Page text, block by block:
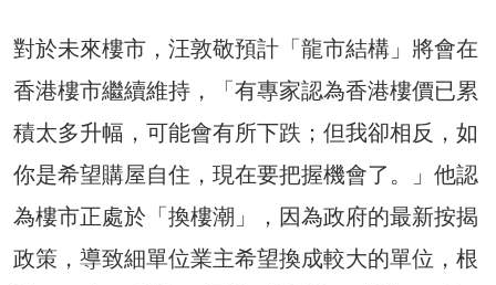
對於未來樓市，汪敦敬預計「龍市結構」將會在
香港樓市繼續維持，「有專家認為香港樓價已累
積太多升幅，可能會有所下跌；但我卻相反，如
你是希望購屋自住，現在要把握機會了。」他認
為樓市正處於「換樓潮」，因為政府的最新按揭
政策，導致細單位業主希望換成較大的單位，根